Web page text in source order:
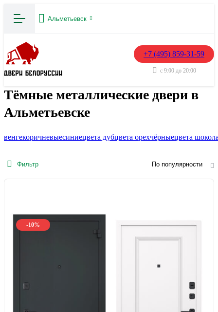
Альметьевск
+7 (495) 859-31-59
с 9:00 до 20:00
Тёмные металлические двери в
Альметьевске
венгекоричневыесиниецвета дубцвета орехчёрныецвета
Фильтр По популярности
-10%